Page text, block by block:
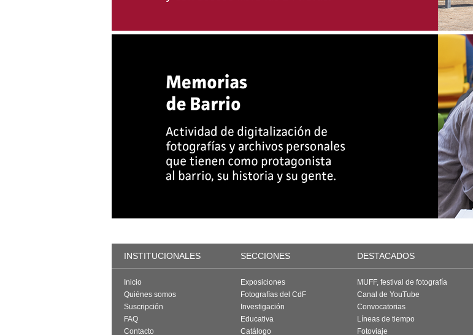
INSTITUCIONALES SECCIONES DESTACADOS
Inicio
Quiénes somos
Suscripción
FAQ
Contacto
Exposiciones
Fotografías del CdF
Investigación
Educativa
Catálogo
MUFF, festival de fotografía
Canal de YouTube
Convocatorias
Líneas de tiempo
Fotoviaje